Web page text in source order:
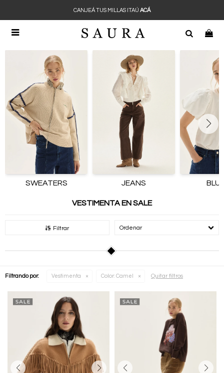

CANJEÁ TUS MILLAS ITAÚ ACÁ
SWEATERS JEANS
VESTIMENTA EN SALE
Filtrar Recomendados
Filtrando por: Vestimenta Color: Camel Quitar filtros